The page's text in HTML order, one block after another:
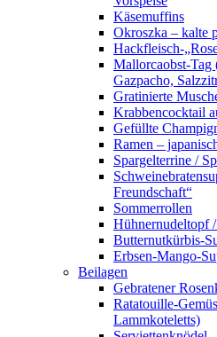
Käsemuffins
Okroszka – kalte
Hackfleisch-
Mallorcaobst-Tag
Gazpacho,
Gratinierte
Krabbencocktail
Gefüllte
Ramen –
Spargelterrine /
Freundschaft“
Sommerrollen
Hühnernudeltopf
Butternutkürbis-
Erbsen-Mango-
Beilagen
Gebratener
Ratatouille-
Lammkoteletts)